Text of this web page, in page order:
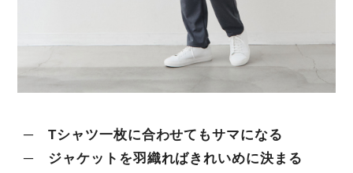
─ Tシャツ一枚に合わせてもサマになる
─ ジャケットを羽織ればきれいめに決まる